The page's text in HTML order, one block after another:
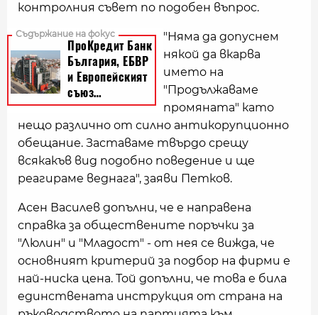
контролния съвет по подобен въпрос.
"Няма да допуснем
някой да вкарва
името на
"Продължаваме
промяната" като
нещо различно от силно антикорупционно
обещание. Заставаме твърдо срещу
всякакъв вид подобно поведение и ще
реагираме веднага", заяви Петков.
Асен Василев допълни, че е направена
справка за обществените поръчки за
"Люлин" и "Младост" - от нея се вижда, че
основният критерий за подбор на фирми е
най-ниска цена. Той допълни, че това е била
единствената инструкция от страна на